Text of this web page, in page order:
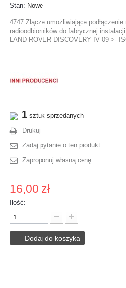
Stan: Nowe
4747 Złącze umożliwiające
radioodbiorników do fabrycznej
LAND ROVER DISCOVERY IV 09->-
1 sztuk sprzedanych
Drukuj
Zadaj pytanie o ten produkt
Zaproponuj własną cenę
16,00 zł
Ilość:
Dodaj do koszyka